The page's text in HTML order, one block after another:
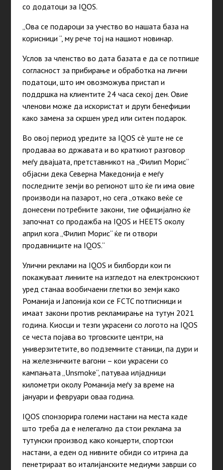
со додатоци за IQOS.
„Ова се подароци за учество во нашата база на
корисници “, му рече тој на нашиот новинар.
Услов за членство во дата базата е да се потпише
согласност за прибирање и обработка на лични
податоци, што им овозможува пристап и
поддршка на клиентите 24 часа секој ден. Овие
членови може да искористат и други бенефиции
како замена за скршен уред или ситен подарок.
Во овој период уредите за IQOS сè уште не се
продаваа во државата и во краткиот разговор
меѓу двајцата, претставникот на „Филип Морис“
објасни дека Северна Македонија е меѓу
последните земји во регионот што ќе ги има овие
производи на пазарот, но сега „откако веќе се
донесени потребните закони, тие официјално ќе
започнат со продажба на IQOS и HEETS околу
април кога „Филип Морис“ ќе ги отвори
продавниците на IQOS.“
Улични реклами на IQOS и билборди кои ги
покажуваат линиите на изгледот на електронскиот
уред станаа вообичаени глетки во земји како
Романија и Јапонија кои се FCTC потписници и
имаат закони против рекламирање на тутун 2021
година. Киосци и тезги украсени со логото на IQOS
се честа појава во трговските центри, на
универзитетите, во подземните станици, па дури и
на железничките вагони – кои украсени со
кампањата „Unsmoke“, патуваа илјадници
километри околу Романија меѓу за време на
јануари и февруари оваа година.
IQOS спонзорира големи настани на места каде
што треба да е нелегално да стои реклама за
тутунски производ како концерти, спортски
настани, а еден од нивните обиди со итрина да
пенетрираат во италијанските медиуми заврши со